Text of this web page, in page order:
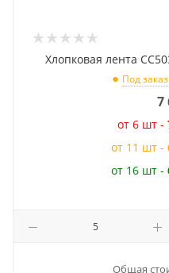
Хлопковая лента
Под заказ
7
от 6 шт -
от 11 шт -
от 16 шт -
Общая